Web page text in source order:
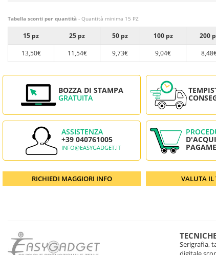
Tabella sconti per quantità - Quantità minima 15 PZ
15 pz 25 pz 50 pz 100 pz 200
13,50€
11,54€ 9,73€ 9,04€
BOZZA DI STAMPA
GRATUITA
ASSISTENZA
+39 040761005
INFO@EASYGADGET.IT
RICHIEDI MAGGIORI INFO VALUTA IL
Serigrafia,